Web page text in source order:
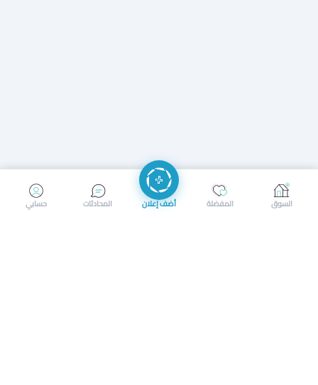
إرسال رسالة إجراء مكالمة
حسابي المحادثات أضف إعلان المفضلة السوق